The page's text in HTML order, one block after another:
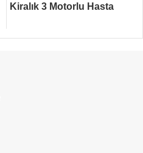
Kiralık 3 Motorlu Hasta